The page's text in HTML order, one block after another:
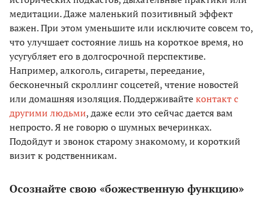
медитации. Даже маленький позитивный эффект
важен. При этом уменьшите или исключите совсем то,
что улучшает состояние лишь на короткое время, но
усугубляет его в долгосрочной перспективе.
Например, алкоголь, сигареты, переедание,
бесконечный скроллинг соцсетей, чтение новостей
или домашняя изоляция. Поддерживайтеконтакт с
другими людьми, даже если это сейчас дается вам
непросто. Я не говорю о шумных вечеринках.
Подойдут и звонок старому знакомому, и короткий
визит к родственникам.
Осознайте свою «божественную функцию»